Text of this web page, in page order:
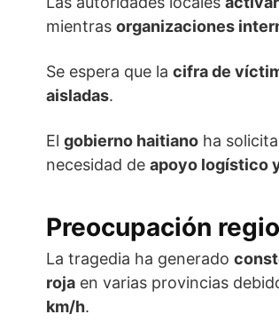
mientras organizaciones
Se espera que la cifra de
aisladas.
El gobierno haitiano ha
necesidad de apoyo logístico
Preocupación
La tragedia ha generado
roja en varias provincias
km/h.